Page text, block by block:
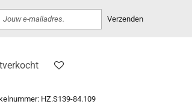
Verzenden
HZ.S139-84.109